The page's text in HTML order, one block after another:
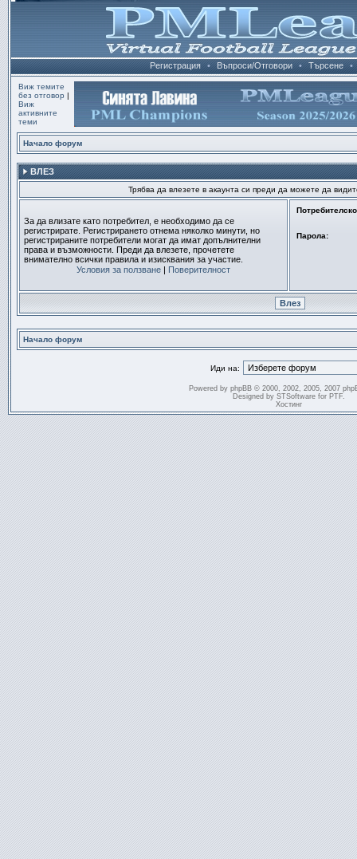
Регистрация • Въпроси/Отговори • Търсене •
Виж темите
без отговор |
Виж
активните
теми
Начало форум
ВЛЕЗ
Трябва да влезете в акаунта си преди да можете да
За да влизате като потребител, е необходимо да се
регистрирате. Регистрирането отнема няколко минути, но
регистрираните потребители могат да имат допълнителни
права и възможности. Преди да влезете, прочетете
внимателно всички правила и изисквания за участие.
Условия за ползване | Поверителност
Парола:
Начало форум
Иди на:
Powered by phpBB© 2000, 2002, 2005, 2007
Designed by STSoftwarefor PTF.
Хостинг